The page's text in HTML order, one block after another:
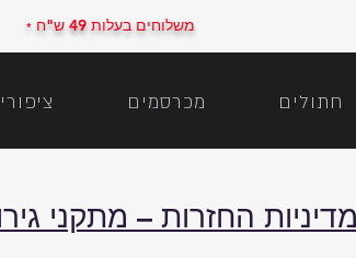
* משלוחים בעלות 49 ש"ח
מכרסמים חתולים
מדיניות החזרות – מתקני